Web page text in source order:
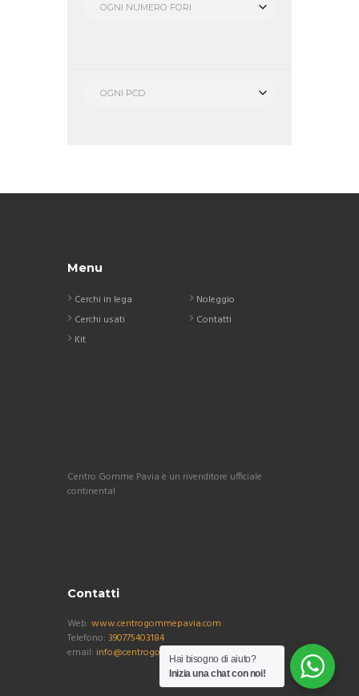
OGNI NUMERO FORI
OGNI PCD
Menu
Cerchi in lega
Cerchi usati
Kit
Noleggio
Contatti
Centro Gomme Pavia è un rivenditore ufficiale
continental
Contatti
Web: www.centrogommepavia.com
Telefono: 390775403184
email: info@centrogommepavia.com
Hai bisogno di aiuto?
Inizia una chat con noi!